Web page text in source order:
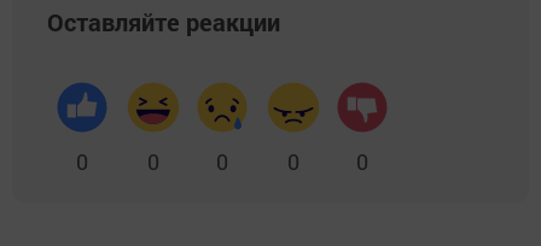
Оставляйте реакции
0 0 0 0 0